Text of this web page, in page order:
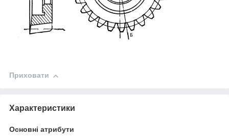
Приховати
Характеристики
Основні атрибути